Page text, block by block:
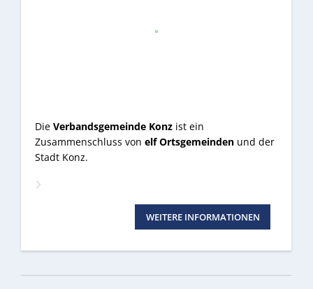
Die Verbandsgemeinde Konz ist ein
Zusammenschluss von elf Ortsgemeinden und der
Stadt Konz.
WEITERE INFORMATIONEN